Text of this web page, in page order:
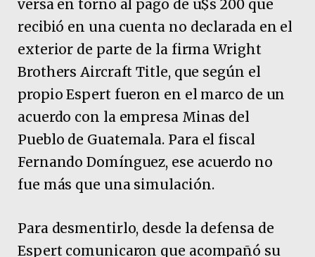
versa en torno al pago de u$s 200 que
recibió en una cuenta no declarada en el
exterior de parte de la firma Wright
Brothers Aircraft Title, que según el
propio Espert fueron en el marco de un
acuerdo con la empresa Minas del
Pueblo de Guatemala. Para el fiscal
Fernando Domínguez, ese acuerdo no
fue más que una simulación.
Para desmentirlo, desde la defensa de
Espert comunicaron que acompañó su